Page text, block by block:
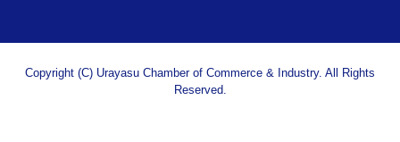
Copyright (C) Urayasu Chamber of Commerce & Industry. All Rights
Reserved.